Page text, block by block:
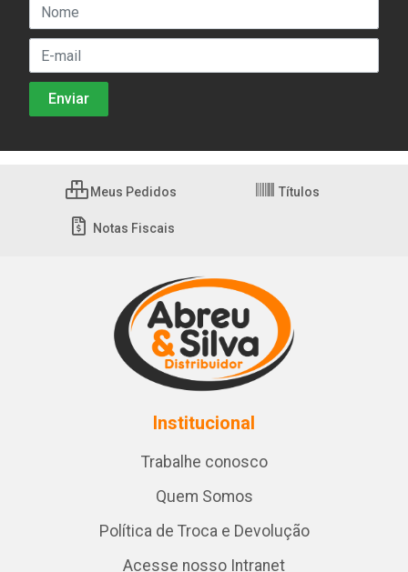
Meus Pedidos Títulos
Notas Fiscais
Institucional
Trabalhe conosco
Quem Somos
Política de Troca e Devolução
Acesse nosso Intranet